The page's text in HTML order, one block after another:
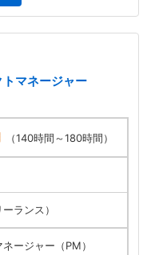
マネージャー
（140時間～180時間）
ランス）
ージャー（PM）